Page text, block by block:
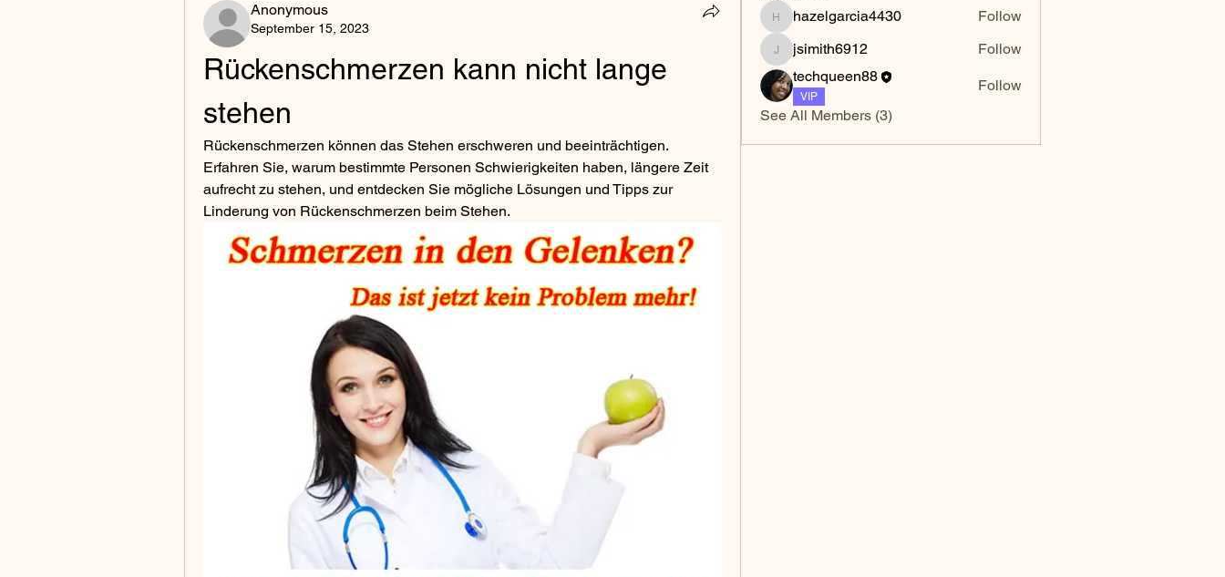
Anonymous
September 15, 2023
Rückenschmerzen kann nicht lange
stehen
Rückenschmerzen können das Stehen erschweren und beeinträchtigen.
Erfahren Sie, warum bestimmte Personen Schwierigkeiten haben, längere Zeit
aufrecht zu stehen, und entdecken Sie mögliche Lösungen und Tipps zur
Linderung von Rückenschmerzen beim Stehen.
hazelgarcia4430
hazelgarcia4430 Follow
jsimith6912
jsimith6912
Follow
techqueen88
VIP
Follow
See All Members (3)